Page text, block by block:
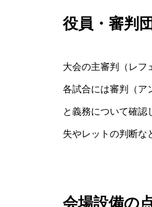
役員・審判
大会の主審判（レフ
各試合には審判（ア
と義務について確認
失やレットの判断な
会場設備の